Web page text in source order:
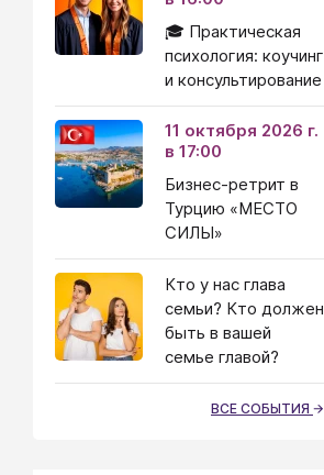
🎓 Практическая
психология: коучинг
и консультирование
11 октября 2026 г.
в 17:00
Бизнес-ретрит в
Турцию «МЕСТО
СИЛЫ»
Кто у нас глава
семьи? Кто должен
быть в вашей
семье главой?
ВСЕ СОБЫТИЯ